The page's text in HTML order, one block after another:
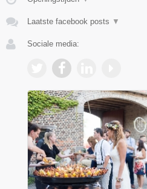
Laatste facebook posts ▼
Sociale media: